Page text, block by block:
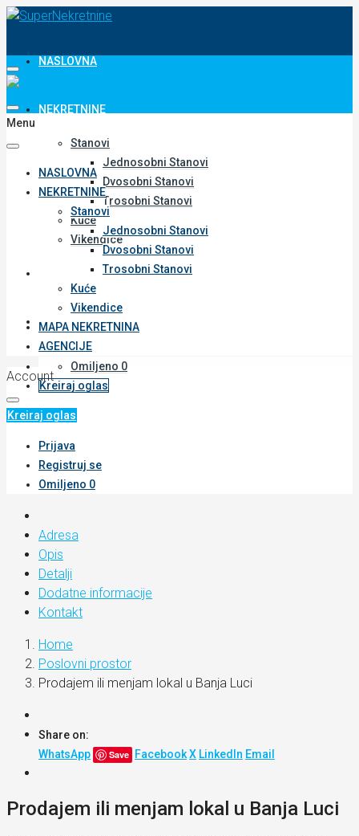
NASLOVNA
NEKRETNINE
Stanovi
Jednosobni Stanovi
Dvosobni Stanovi
Trosobni Stanovi
Kuće
Vikendice
MAPA NEKRETNINA
AGENCIJE
Omiljeno 0
Kreiraj oglas
Menu
NASLOVNA
NEKRETNINE
Stanovi
Jednosobni Stanovi
Dvosobni Stanovi
Trosobni Stanovi
Kuće
Vikendice
MAPA NEKRETNINA
AGENCIJE
Account
Kreiraj oglas
Prijava
Registruj se
Omiljeno 0
Adresa
Opis
Detalji
Dodatne informacije
Kontakt
Home
Poslovni prostor
Prodajem ili menjam lokal u Banja Luci
Share on:
WhatsApp
Save FacebookX LinkedIn Email
Prodajem ili menjam lokal u Banja Luci